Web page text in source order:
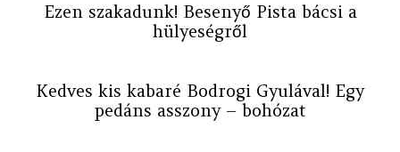
Ezen szakadunk! Besenyő Pista bácsi a
hülyeségről
Kedves kis kabaré Bodrogi Gyulával! Egy
pedáns asszony – bohózat